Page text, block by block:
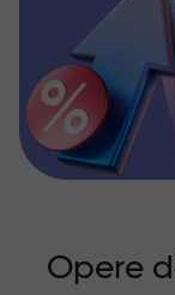
Opere